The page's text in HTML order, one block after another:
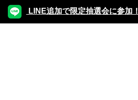
LINE追加で限定抽選会に参加！